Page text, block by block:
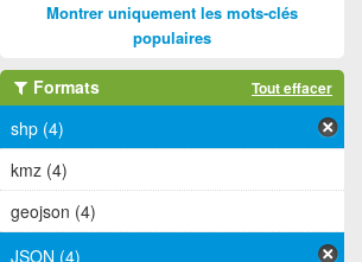
Montrer uniquement les mots-clés
populaires
Formats Tout effacer
shp (4)
kmz (4)
geojson (4)
JSON (4)